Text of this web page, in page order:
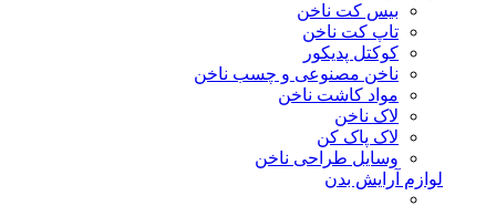
بیس کت ناخن
تاپ کت ناخن
کوکتل پدیکور
ناخن مصنوعی و چسب ناخن
مواد کاشت ناخن
لاک ناخن
لاک پاک کن
وسایل طراحی ناخن
لوازم آرایش بدن